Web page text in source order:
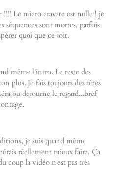
!!!! Le micro cravate est nulle ! je
séquences sont mortes, parfois
quoi que ce soit.
même l'intro. Le reste des
plus. Je fais toujours des têtes
ou détourne le regard...bref
je suis quand même
réellement mieux faire. Ça
coup la vidéo n'est pas très